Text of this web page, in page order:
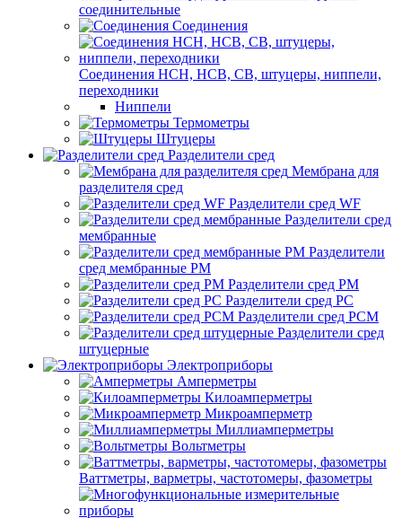
соединительные
Соединения
Соединения НСН, НСВ, СВ, штуцеры, ниппели,
переходники
Ниппели
Термометры
Штуцеры
Разделители сред
Мембрана для
разделителя сред
Разделители сред WF
Разделители сред
мембранные
Разделители
сред мембранные РМ
Разделители сред РМ
Разделители сред РС
Разделители сред РСМ
Разделители сред
штуцерные
Электроприборы
Амперметры
Килоамперметры
Микроамперметр
Миллиамперметры
Вольтметры
Ваттметры, варметры, частотомеры, фазометры